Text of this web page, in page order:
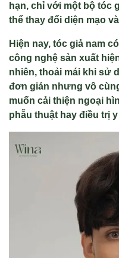
hạn, chỉ với một bộ tóc
thể thay đổi diện mạo
Hiện nay, tóc giả nam
công nghệ sản xuất
nhiên, thoải mái khi sử
đơn giản nhưng vô
muốn cải thiện ngoại
phẫu thuật hay điều trị y